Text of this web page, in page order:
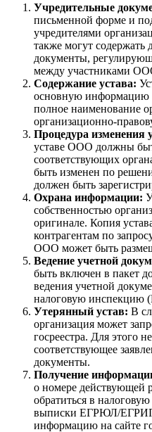
Учредительные
письменной форме и
учредителями
также могут содержать
документы,
между участниками
Содержание устава:
основную информацию
полное наименование
организационно-
Процедура изменения
уставе ООО должны
соответствующих
быть изменен по
должен быть
Охрана информации:
собственностью
оригинале. Копия
контрагентам по
ООО может быть
Ведение учетной
быть включен в пакет
ведения учетной
налоговую
Утерянный устав: В
организация может
госреестра. Для этого
соответствующее
документы.
Получение
о номере действующей
обратиться в
выписки ЕГРЮЛ/ЕГРИП
информацию на сайте